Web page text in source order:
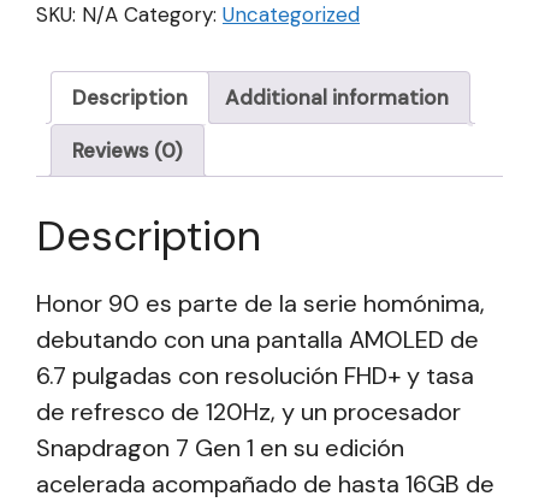
SKU: N/A Category: Uncategorized
Description
Additional information
Reviews (0)
Description
Honor 90 es parte de la serie homónima,
debutando con una pantalla AMOLED de
6.7 pulgadas con resolución FHD+ y tasa
de refresco de 120Hz, y un procesador
Snapdragon 7 Gen 1 en su edición
acelerada acompañado de hasta 16GB de